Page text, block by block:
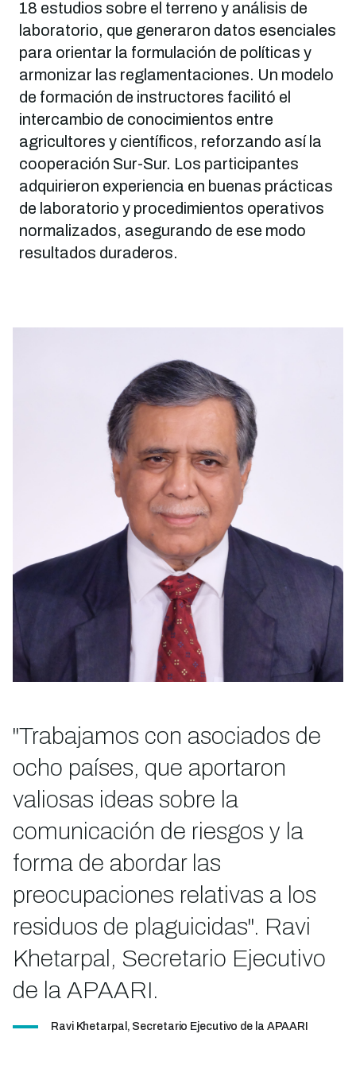
18 estudios sobre el terreno y análisis de
laboratorio, que generaron datos esenciales
para orientar la formulación de políticas y
armonizar las reglamentaciones. Un modelo
de formación de instructores facilitó el
intercambio de conocimientos entre
agricultores y científicos, reforzando así la
cooperación Sur-Sur. Los participantes
adquirieron experiencia en buenas prácticas
de laboratorio y procedimientos operativos
normalizados, asegurando de ese modo
resultados duraderos.
"Trabajamos con asociados de
ocho países, que aportaron
valiosas ideas sobre la
comunicación de riesgos y la
forma de abordar las
preocupaciones relativas a los
residuos de plaguicidas". Ravi
Khetarpal, Secretario Ejecutivo
de la APAARI.
Ravi Khetarpal, Secretario Ejecutivo de la APAARI